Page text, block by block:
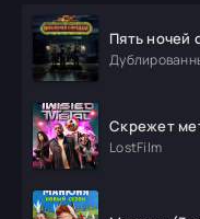
Пять ночей
Скрежет
LostFilm